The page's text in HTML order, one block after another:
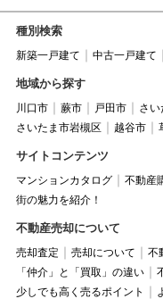
種別検索
新築一戸建て 中古一戸建て
地域から探す
川口市 蕨市 戸田市 さい
さいたま市岩槻区
越谷市
サイトコンテンツ
マンションカタログ 不動産
街の魅力を紹介！
不動産売却について
売却査定 売却について
不
「仲介」と「買取」の違い
少しでも高く売るポイント